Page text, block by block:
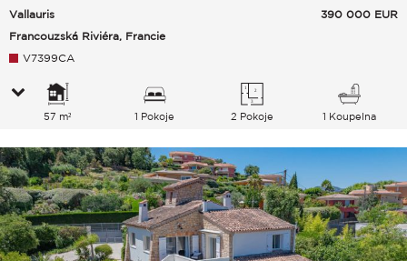
Vallauris
Francouzská Riviéra, Francie
390 000 EUR
V7399CA
57 m² 1 Pokoje 2 Pokoje 1 Koupelna